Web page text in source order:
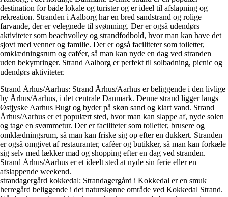
destination for både lokale og turister og er ideel til afslapning og
rekreation. Stranden i Aalborg har en bred sandstrand og rolige
farvande, der er velegnede til svømning. Der er også udendørs
aktiviteter som beachvolley og strandfodbold, hvor man kan have det
sjovt med venner og familie. Der er også faciliteter som toiletter,
omklædningsrum og caféer, så man kan nyde en dag ved stranden
uden bekymringer. Strand Aalborg er perfekt til solbadning, picnic og
udendørs aktiviteter.
Strand Århus/Aarhus: Strand Århus/Aarhus er beliggende i den livlige
by Århus/Aarhus, i det centrale Danmark. Denne strand ligger langs
Østjyske Aarhus Bugt og byder på skøn sand og klart vand. Strand
Århus/Aarhus er et populært sted, hvor man kan slappe af, nyde solen
og tage en svømmetur. Der er faciliteter som toiletter, brusere og
omklædningsrum, så man kan friske sig op efter en dukkert. Stranden
er også omgivet af restauranter, caféer og butikker, så man kan forkæle
sig selv med lækker mad og shopping efter en dag ved stranden.
Strand Århus/Aarhus er et ideelt sted at nyde sin ferie eller en
afslappende weekend.
strandagergård kokkedal: Strandagergård i Kokkedal er en smuk
herregård beliggende i det naturskønne område ved Kokkedal Strand.